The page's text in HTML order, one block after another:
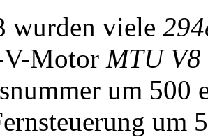
wurden viele
Motor MTU V8
um 500
um